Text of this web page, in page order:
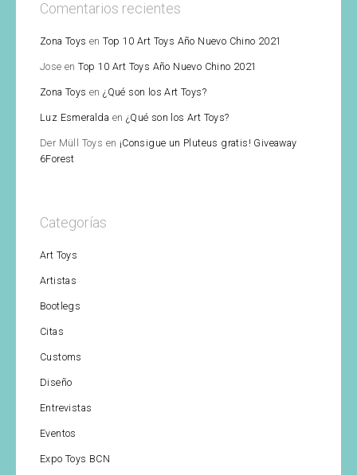
Comentarios recientes
Zona Toys enTop 10 Art Toys Año Nuevo Chino 2021
Jose enTop 10 Art Toys Año Nuevo Chino 2021
Zona Toys en¿Qué son los Art Toys?
Luz Esmeralda en ¿Qué son los Art Toys?
Der Müll Toys en ¡Consigue un Pluteus gratis! Giveaway
6Forest
Categorías
Art Toys
Artistas
Bootlegs
Citas
Customs
Diseño
Entrevistas
Eventos
Expo Toys BCN